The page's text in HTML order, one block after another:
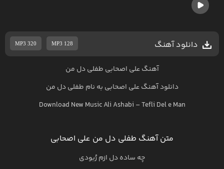
دانلود آهنگ MP3 320 MP3 128
آهنگ علی اصحابی طفلی دل من
دانلود آهنگ علی اصحابی به نام طفلی دل من
Download New MusicAli Ashabi –Tefli Del e Man
متن آهنگ طفلی دل من علی اصحابی
چه ساده دل ازم رُبودی